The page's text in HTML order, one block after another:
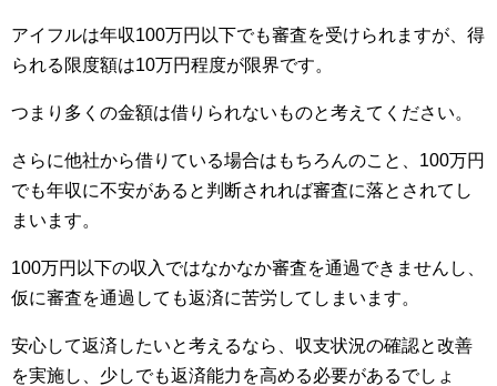
アイフルは年収100万円以下でも審査を受けられますが、得
られる限度額は10万円程度が限界です。
つまり多くの金額は借りられないものと考えてください。
さらに他社から借りている場合はもちろんのこと、100万円
でも年収に不安があると判断されれば審査に落とされてし
まいます。
100万円以下の収入ではなかなか審査を通過できませんし、
仮に審査を通過しても返済に苦労してしまいます。
安心して返済したいと考えるなら、収支状況の確認と改善
を実施し、少しでも返済能力を高める必要があるでしょ